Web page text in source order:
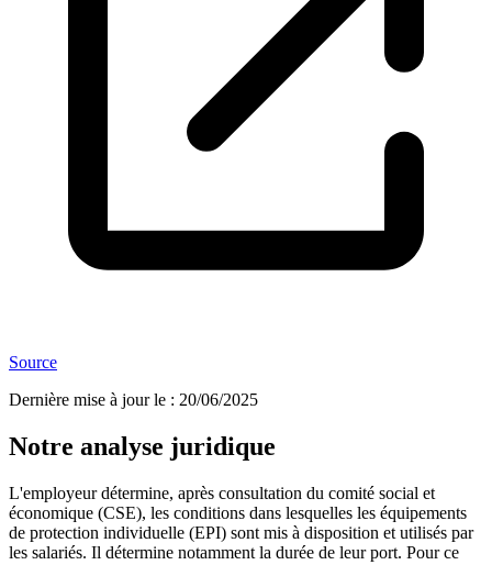
Source
Dernière mise à jour le : 20/06/2025
Notre analyse juridique
L'employeur détermine, après consultation du comité social et
économique (CSE), les conditions dans lesquelles les équipements
de protection individuelle (EPI) sont mis à disposition et utilisés par
les salariés. Il détermine notamment la durée de leur port. Pour ce